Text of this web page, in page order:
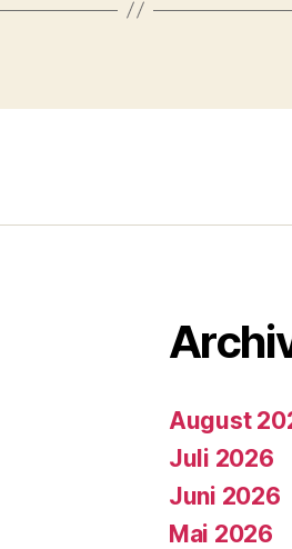
August
Juli 2026
Juni 2026
Mai 2026